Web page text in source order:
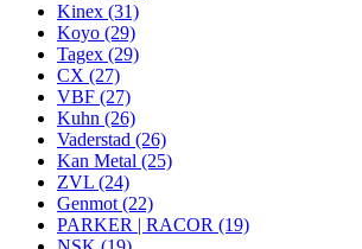
Kinex (31)
Koyo (29)
Tagex (29)
CX (27)
VBF (27)
Kuhn (26)
Vaderstad (26)
Kan Metal (25)
ZVL (24)
Genmot (22)
PARKER | RACOR (19)